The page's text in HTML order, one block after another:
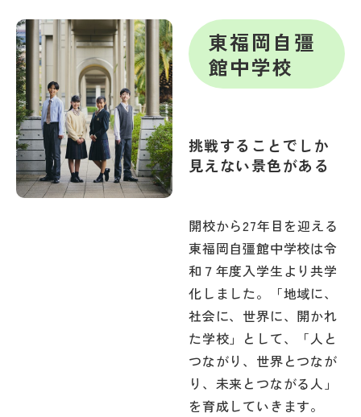
東福岡自彊
館中学校
挑戦することでしか
見えない景色がある
開校から27年目を迎える
東福岡自彊館中学校は令
和７年度入学生より共学
化しました。「地域に、
社会に、世界に、開かれ
た学校」として、「人と
つながり、世界とつなが
り、未来とつながる人」
を育成していきます。